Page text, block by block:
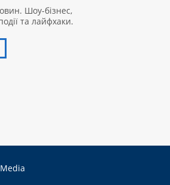
Шоу-бізнес,
та лайфхаки.